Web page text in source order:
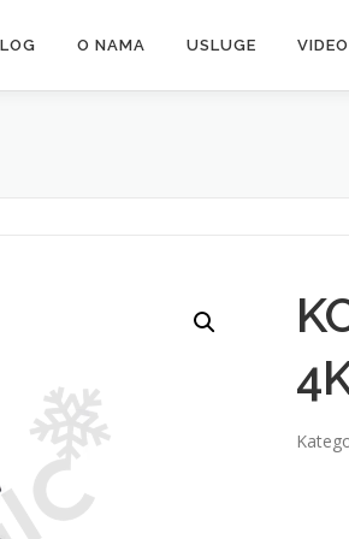
O NAMA USLUGE VIDEO